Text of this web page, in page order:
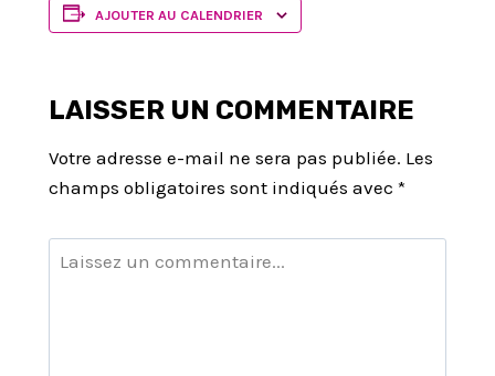
AJOUTER AU CALENDRIER
LAISSER UN COMMENTAIRE
Votre adresse e-mail ne sera pas publiée. Les
champs obligatoires sont indiqués avec *